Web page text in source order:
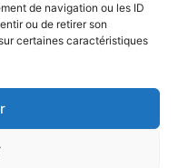
de navigation ou les ID
ou de retirer son
certaines caractéristiques
Salle de presse